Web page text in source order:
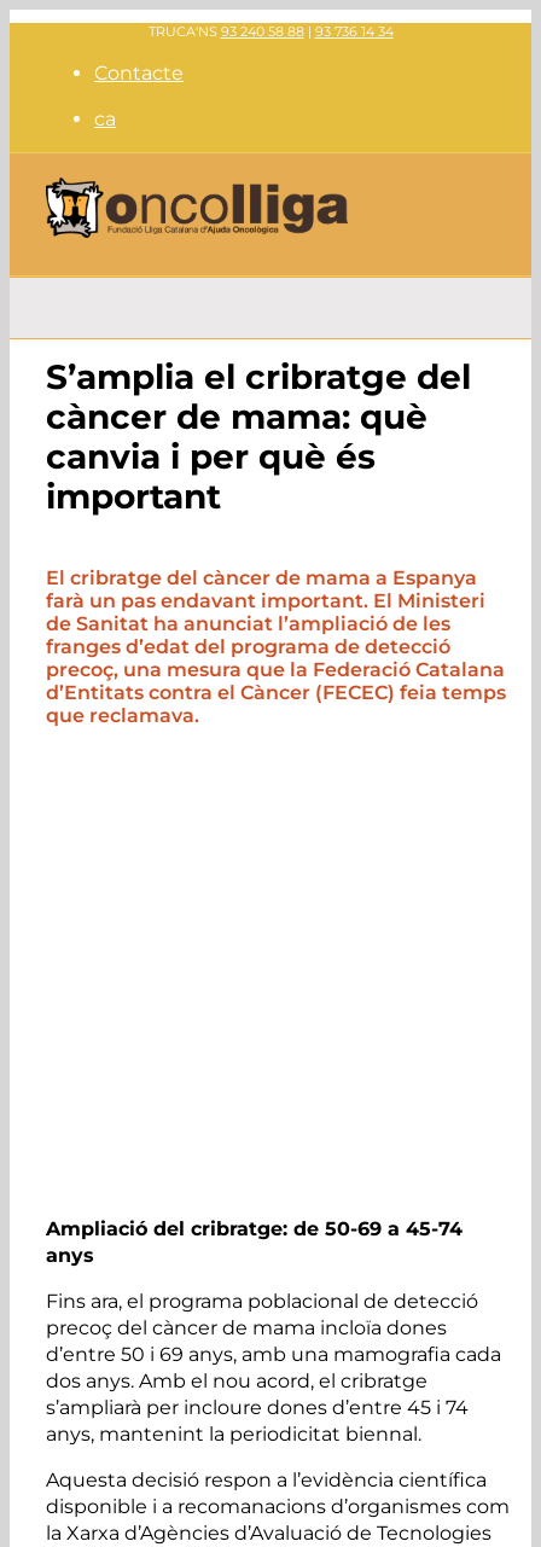
Skip
content
TRUCA'NS 93 240 58 88| 93 736 14 34
Contacte
ca
S’amplia el cribratge del
càncer de mama: què
canvia i per què és
important
El cribratge del càncer de mama a Espanya
farà un pas endavant important. El Ministeri
de Sanitat ha anunciat l’ampliació de les
franges d’edat del programa de detecció
precoç, una mesura que la Federació Catalana
d’Entitats contra el Càncer (FECEC) feia temps
que reclamava.
Ampliació del cribratge: de 50-69 a 45-74
anys
Fins ara, el programa poblacional de detecció
precoç del càncer de mama incloïa dones
d’entre 50 i 69 anys, amb una mamografia cada
dos anys. Amb el nou acord, el cribratge
s’ampliarà per incloure dones d’entre 45 i 74
anys, mantenint la periodicitat biennal.
Aquesta decisió respon a l’evidència científica
disponible i a recomanacions d’organismes com
la Xarxa d’Agències d’Avaluació de Tecnologies